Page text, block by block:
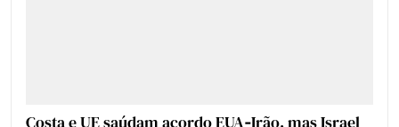
Costa e UE saúdam acordo EUA‑Irão, mas Israel